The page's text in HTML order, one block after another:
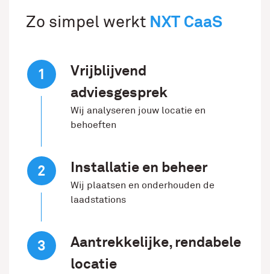
Zo simpel werkt NXT CaaS
Vrijblijvend
adviesgesprek
Wij analyseren jouw locatie en
behoeften
Installatie en beheer
Wij plaatsen en onderhouden de
laadstations
Aantrekkelijke, rendabele
locatie